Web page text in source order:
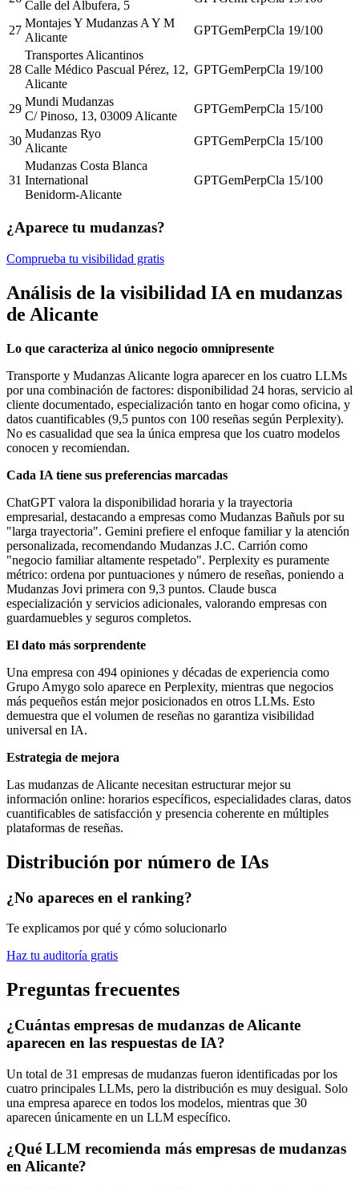
Calle del Albufera, 5
27
Montajes Y Mudanzas A Y M
Alicante
GPTGemPerpCla 19/100
28
Transportes Alicantinos
Calle Médico Pascual Pérez, 12,
Alicante
GPTGemPerpCla 19/100
29
Mundi Mudanzas
C/ Pinoso, 13, 03009 Alicante
GPTGemPerpCla 15/100
30
Mudanzas Ryo
Alicante
GPTGemPerpCla 15/100
31
Mudanzas Costa Blanca
International
Benidorm-Alicante
GPTGemPerpCla 15/100
¿Aparece tu mudanzas?
Comprueba tu visibilidad gratis
Análisis de la visibilidad IA en mudanzas
de Alicante
Lo que caracteriza al único negocio omnipresente
Transporte y Mudanzas Alicante logra aparecer en los cuatro LLMs
por una combinación de factores: disponibilidad 24 horas, servicio al
cliente documentado, especialización tanto en hogar como oficina, y
datos cuantificables (9,5 puntos con 100 reseñas según Perplexity).
No es casualidad que sea la única empresa que los cuatro modelos
conocen y recomiendan.
Cada IA tiene sus preferencias marcadas
ChatGPT valora la disponibilidad horaria y la trayectoria
empresarial, destacando a empresas como Mudanzas Bañuls por su
"larga trayectoria". Gemini prefiere el enfoque familiar y la atención
personalizada, recomendando Mudanzas J.C. Carrión como
"negocio familiar altamente respetado". Perplexity es puramente
métrico: ordena por puntuaciones y número de reseñas, poniendo a
Mudanzas Jovi primera con 9,3 puntos. Claude busca
especialización y servicios adicionales, valorando empresas con
guardamuebles y seguros completos.
El dato más sorprendente
Una empresa con 494 opiniones y décadas de experiencia como
Grupo Amygo solo aparece en Perplexity, mientras que negocios
más pequeños están mejor posicionados en otros LLMs. Esto
demuestra que el volumen de reseñas no garantiza visibilidad
universal en IA.
Estrategia de mejora
Las mudanzas de Alicante necesitan estructurar mejor su
información online: horarios específicos, especialidades claras, datos
cuantificables de satisfacción y presencia coherente en múltiples
plataformas de reseñas.
Distribución por número de IAs
¿No apareces en el ranking?
Te explicamos por qué y cómo solucionarlo
Haz tu auditoría gratis
Preguntas frecuentes
¿Cuántas empresas de mudanzas de Alicante
aparecen en las respuestas de IA?
Un total de 31 empresas de mudanzas fueron identificadas por los
cuatro principales LLMs, pero la distribución es muy desigual. Solo
una empresa aparece en todos los modelos, mientras que 30
aparecen únicamente en un LLM específico.
¿Qué LLM recomienda más empresas de mudanzas
en Alicante?